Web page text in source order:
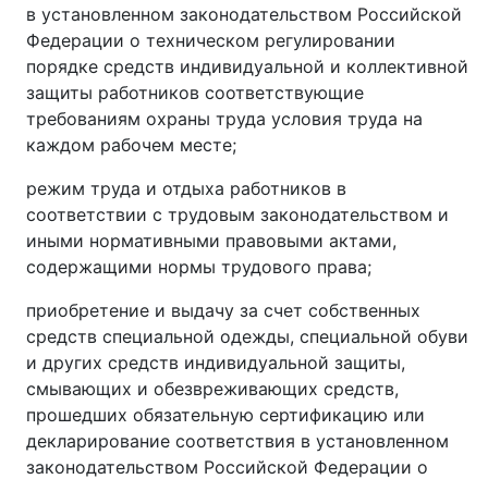
в установленном законодательством Российской
Федерации о техническом регулировании
порядке средств индивидуальной и коллективной
защиты работников соответствующие
требованиям охраны труда условия труда на
каждом рабочем месте;
режим труда и отдыха работников в
соответствии с трудовым законодательством и
иными нормативными правовыми актами,
содержащими нормы трудового права;
приобретение и выдачу за счет собственных
средств специальной одежды, специальной обуви
и других средств индивидуальной защиты,
смывающих и обезвреживающих средств,
прошедших обязательную сертификацию или
декларирование соответствия в установленном
законодательством Российской Федерации о